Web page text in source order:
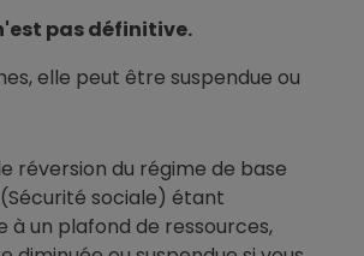
pas définitive.
elle peut être suspendue ou
réversion du régime de base
sociale) étant
à un plafond de ressources,